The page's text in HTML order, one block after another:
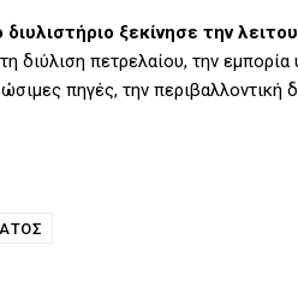
ξεκίνησε την
διύλιση πετρελαίου, την
πηγές, την περιβαλλοντική